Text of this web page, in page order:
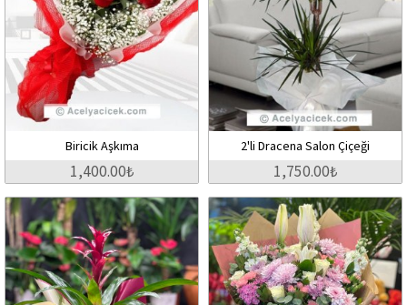
Biricik Aşkıma
1,400.00₺
2'li Dracena Salon Çiçeği
1,750.00₺